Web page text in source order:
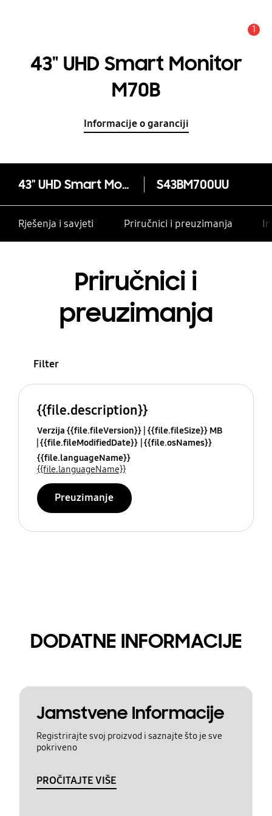
1
43" UHD Smart Monitor
M70B
Informacije o garanciji
43" UHD Smart Monitor M70B S43BM700UU
Rješenja i savjeti Priručnici i preuzimanja
Priručnici i
preuzimanja
Filter
{{file.description}}
Verzija {{file.fileVersion}} {{file.fileSize}} MB
{{file.fileModifiedDate}} {{file.osNames}}
{{file.languageName}}
{{file.languageName}}
Preuzimanje
DODATNE INFORMACIJE
Jamstvene Informacije
Registrirajte svoj proizvod i saznajte što je sve
pokriveno
PROČITAJTE VIŠE